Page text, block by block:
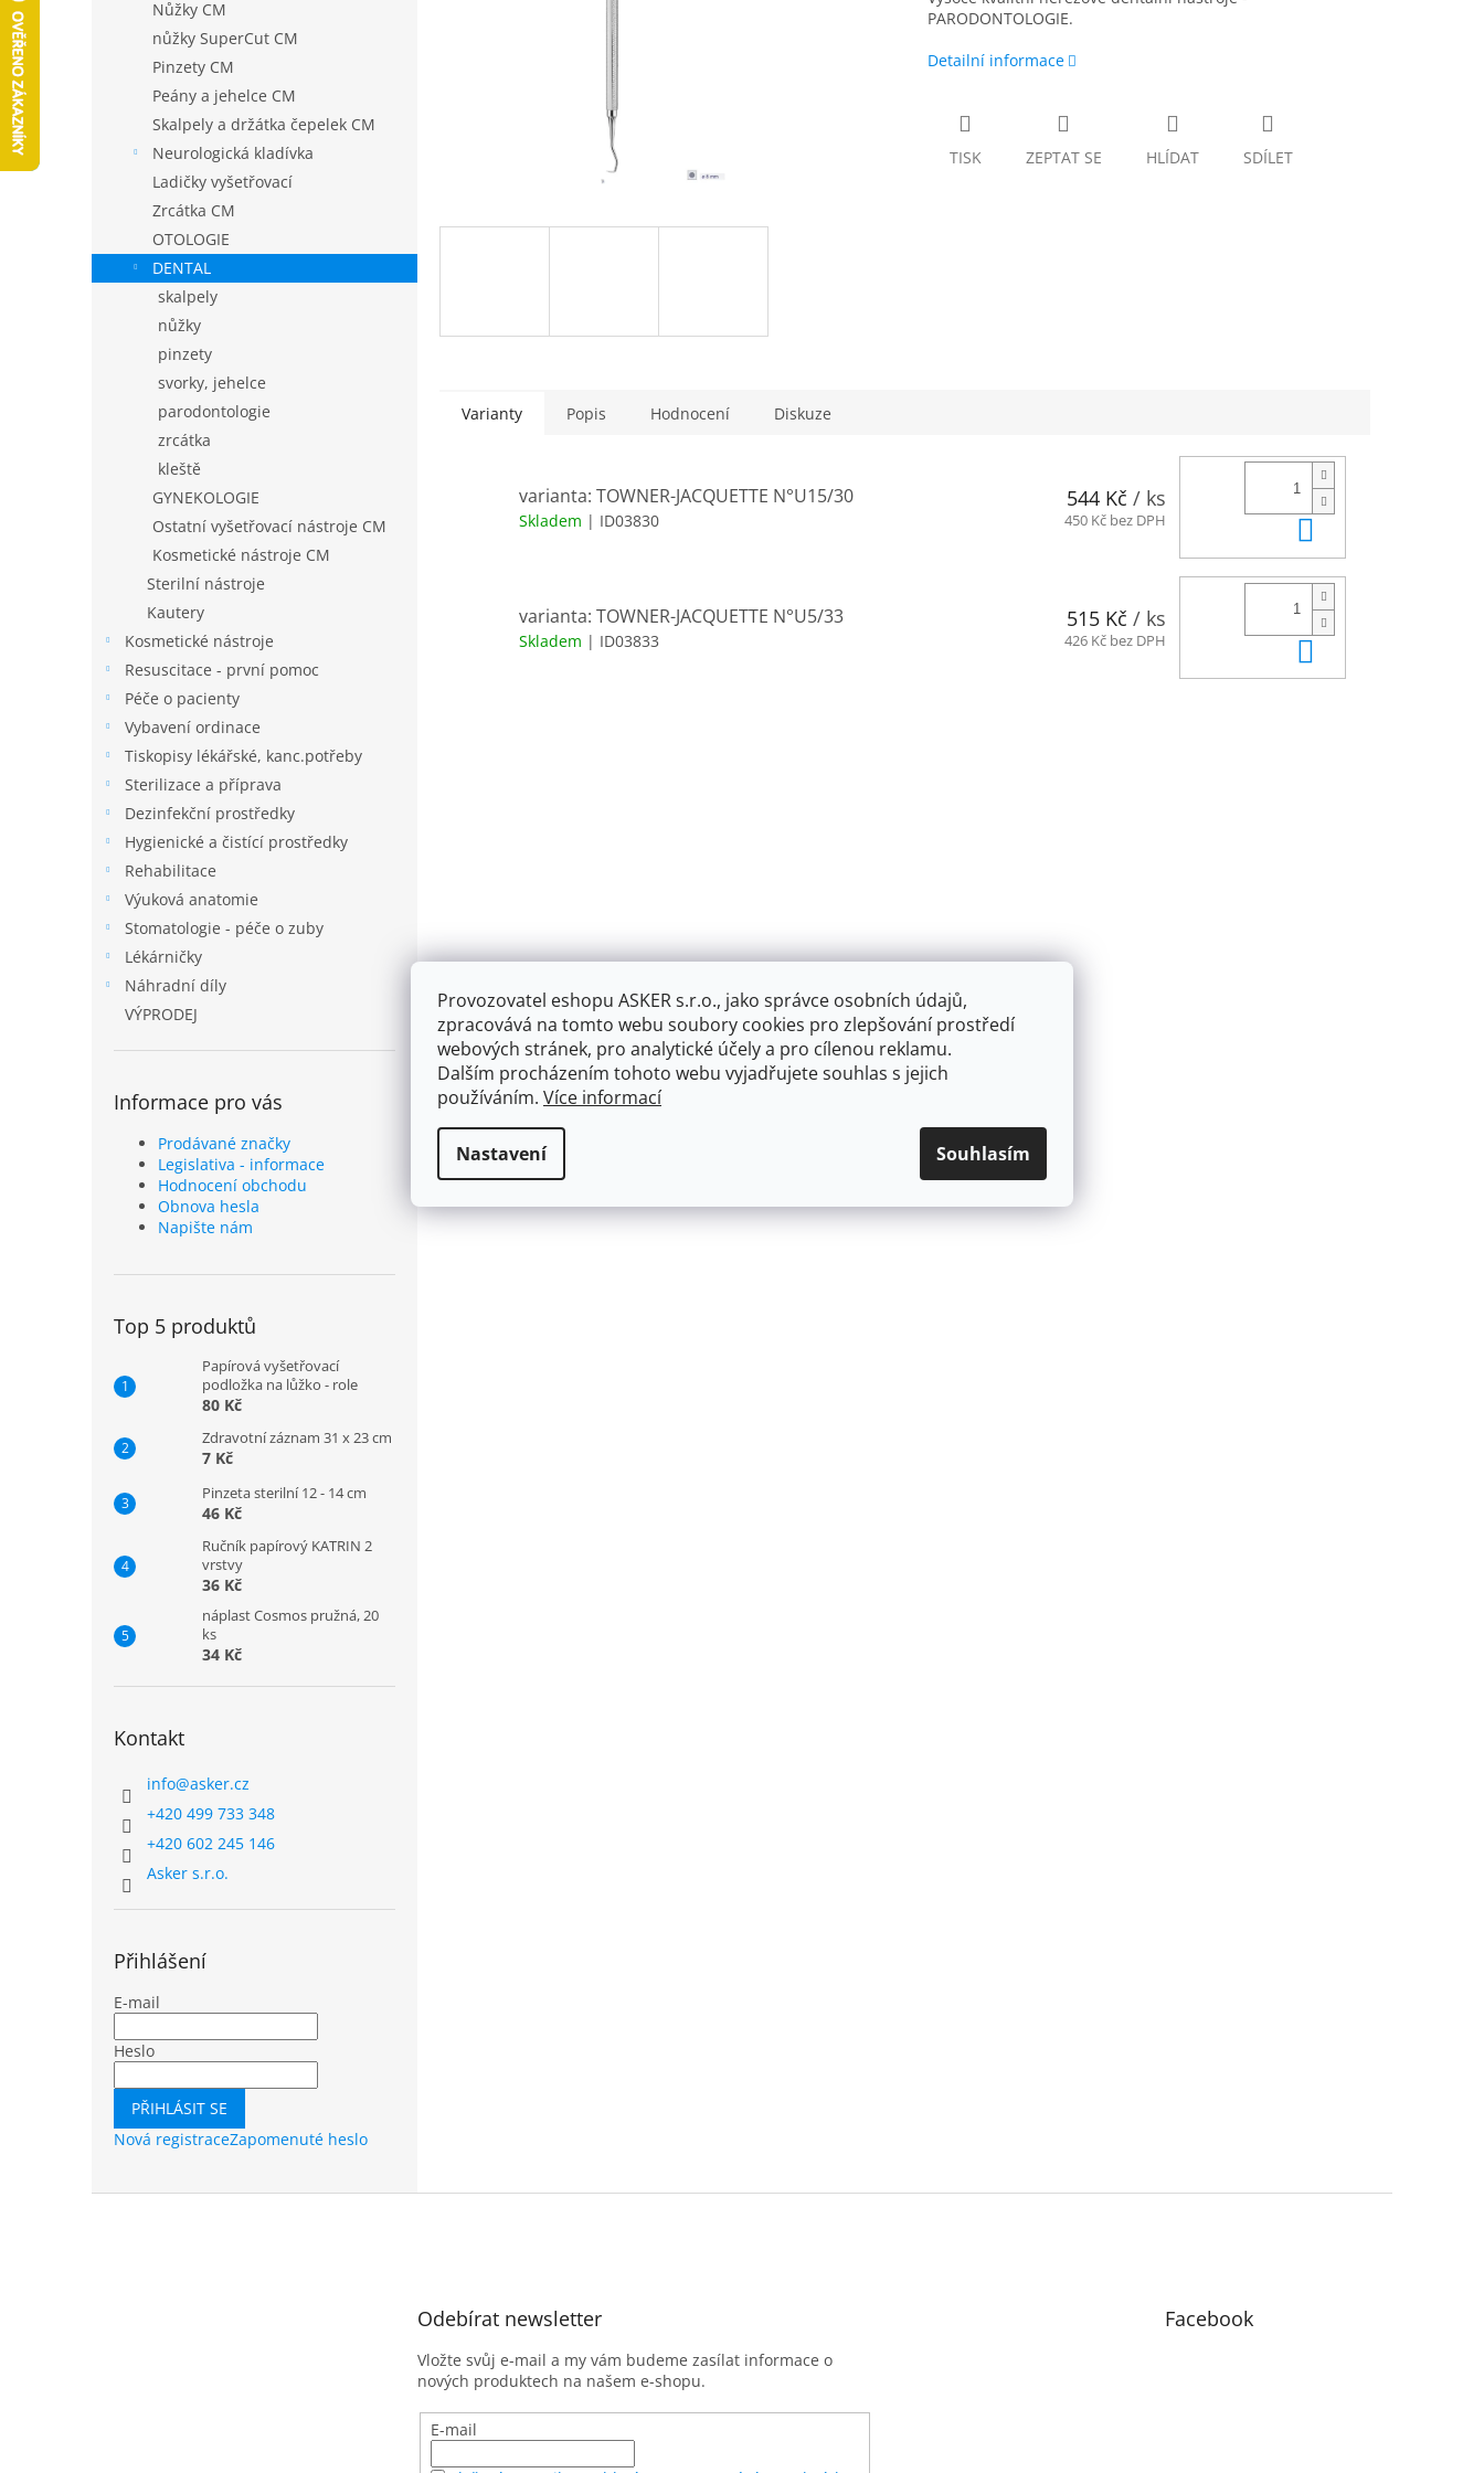
Provozovatel eshopu ASKER s.r.o., jako správce osobních údajů,
zpracovává na tomto webu soubory cookies pro zlepšování prostředí
webových stránek, pro analytické účely a pro cílenou reklamu.
Dalším procházením tohoto webu vyjadřujete souhlas s jejich
používáním. Více informací
Nastavení Souhlasím
Nůžky CM
nůžky SuperCut CM
Pinzety CM
Peány a jehelce CM
Skalpely a držátka čepelek CM
Neurologická kladívka
Ladičky vyšetřovací
Zrcátka CM
OTOLOGIE
DENTAL
skalpely
nůžky
pinzety
svorky, jehelce
parodontologie
zrcátka
kleště
GYNEKOLOGIE
Ostatní vyšetřovací nástroje CM
Kosmetické nástroje CM
Sterilní nástroje
Kautery
Kosmetické nástroje
Resuscitace - první pomoc
Péče o pacienty
Vybavení ordinace
Tiskopisy lékářské, kanc.potřeby
Sterilizace a příprava
Dezinfekční prostředky
Hygienické a čistící prostředky
Rehabilitace
Výuková anatomie
Stomatologie - péče o zuby
Lékárničky
Náhradní díly
VÝPRODEJ
Informace pro vás
Prodávané značky
Legislativa - informace
Hodnocení obchodu
Obnova hesla
Napište nám
Top 5 produktů
Papírová vyšetřovací
podložka na lůžko - role
80 Kč
Zdravotní záznam 31 x 23 cm
7 Kč
Pinzeta sterilní 12 - 14 cm
46 Kč
Ručník papírový KATRIN 2
vrstvy
36 Kč
náplast Cosmos pružná, 20
ks
34 Kč
Kontakt
info@asker.cz
+420 499 733 348
+420 602 245 146
Asker s.r.o.
Přihlášení
E-mail
Heslo
PŘIHLÁSIT SE
Nová registraceZapomenuté heslo
PARODONTOLOGIE.
Detailní informace
TISK ZEPTAT SE HLÍDAT SDÍLET
Varianty Popis Hodnocení Diskuze
varianta: TOWNER-JACQUETTE N°U15/30
Skladem | ID03830
544 Kč / ks
450 Kč bez DPH
varianta: TOWNER-JACQUETTE N°U5/33
Skladem | ID03833
515 Kč / ks
426 Kč bez DPH Do košíku
Odebírat newsletter
Vložte svůj e-mail a my vám budeme zasílat informace o
nových produktech na našem e-shopu.
E-mail
Facebook